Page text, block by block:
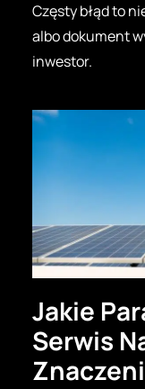
Częsty błąd to
albo dokument
inwestor.
Jakie
Serwis